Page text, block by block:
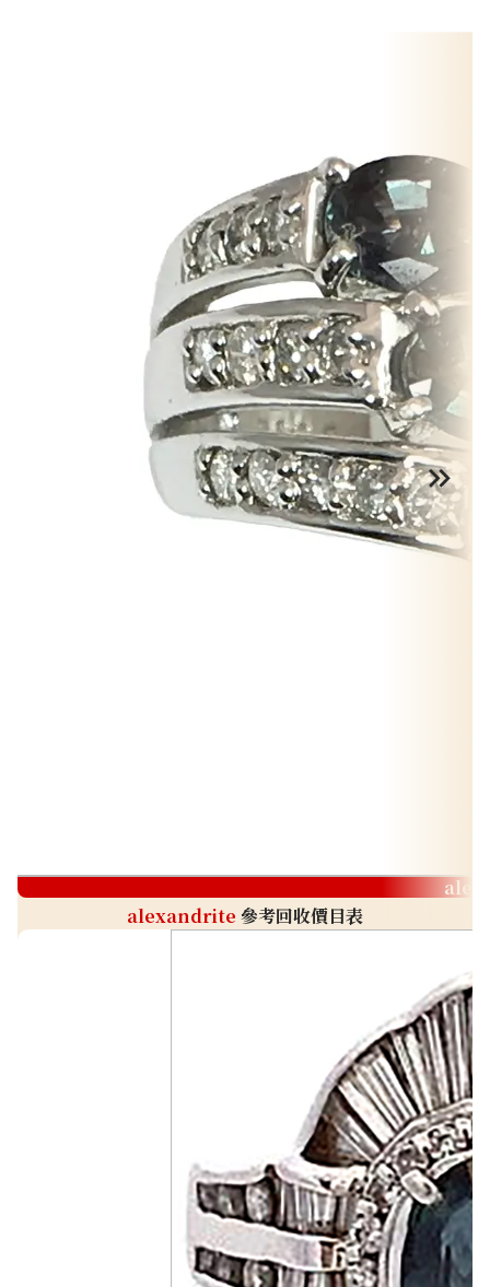
alexandrite 參考回收價目表